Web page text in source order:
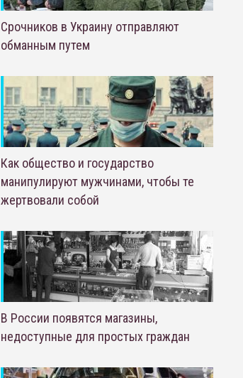
Срочников в Украину отправляют
обманным путем
Как общество и государство
манипулируют мужчинами, чтобы те
жертвовали собой
В России появятся магазины,
недоступные для простых граждан